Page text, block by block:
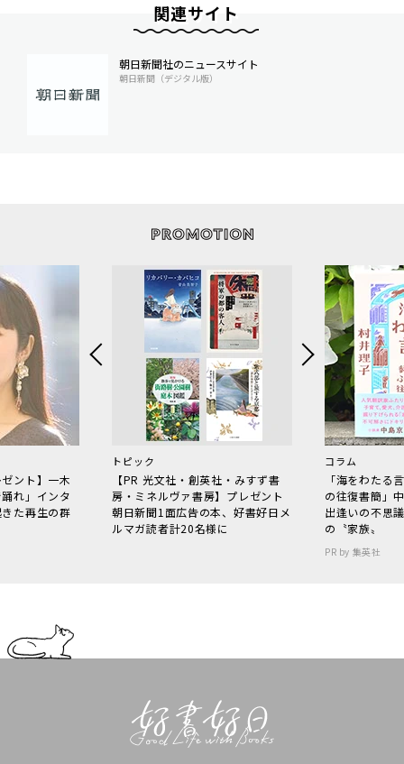
関連サイト
朝日新聞社のニュースサイト
朝日新聞（デジタル版）
ント】一木
れ」インタ
た再生の群
トピック
【PR 光文社・創英社・みすず書
房・ミネルヴァ書房】プレゼント
朝日新聞1面広告の本、好書好日メ
ルマガ読者計20名様に
コラム
「海をわた
の往復書簡」
出逢いの不思
の〝家族〟
PR by 集英社